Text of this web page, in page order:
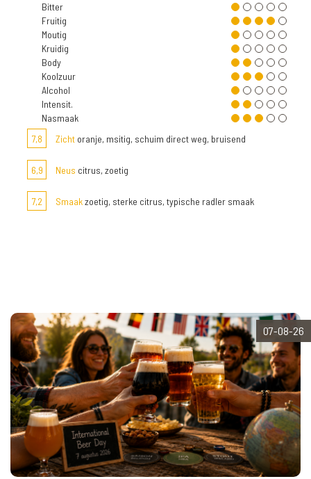
Bitter
Fruitig
Moutig
Kruidig
Body
Koolzuur
Alcohol
Intensit.
Nasmaak
7,8
Zicht oranje, msitig, schuim direct weg, bruisend
6,9 Neus citrus, zoetig
7,2 Smaakzoetig, sterke citrus, typische radler smaak
07-08-26